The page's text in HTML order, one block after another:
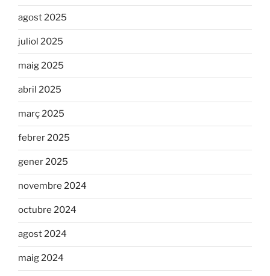
agost 2025
juliol 2025
maig 2025
abril 2025
març 2025
febrer 2025
gener 2025
novembre 2024
octubre 2024
agost 2024
maig 2024